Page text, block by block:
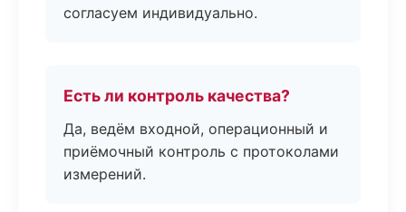
согласуем индивидуально.
Есть ли контроль качества?
Да, ведём входной, операционный и
приёмочный контроль с протоколами
измерений.